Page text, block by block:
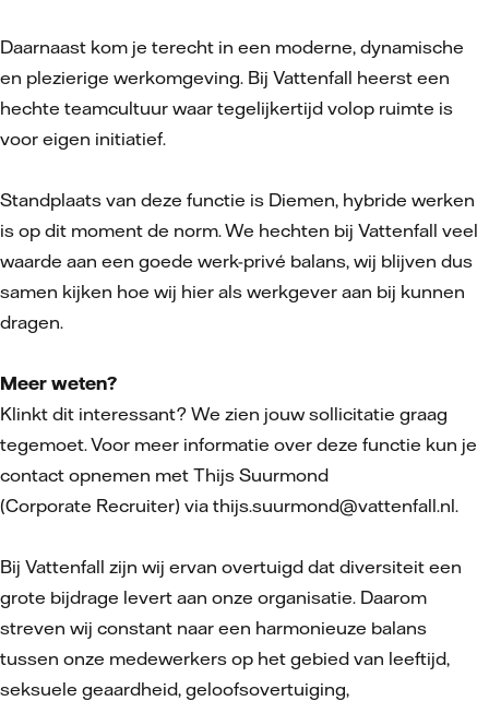
Daarnaast kom je terecht in een moderne, dynamische
en plezierige werkomgeving. Bij Vattenfall heerst een
hechte teamcultuur waar tegelijkertijd volop ruimte is
voor eigen initiatief.
Standplaats van deze functie is Diemen, hybride werken
is op dit moment de norm. We hechten bij Vattenfall veel
waarde aan een goede werk-privé balans, wij blijven dus
samen kijken hoe wij hier als werkgever aan bij kunnen
dragen.
Meer weten?
Klinkt dit interessant? We zien jouw sollicitatie graag
tegemoet. Voor meer informatie over deze functie kun je
contact opnemen met Thijs Suurmond
(Corporate Recruiter) via thijs.suurmond@vattenfall.nl.
Bij Vattenfall zijn wij ervan overtuigd dat diversiteit een
grote bijdrage levert aan onze organisatie. Daarom
streven wij constant naar een harmonieuze balans
tussen onze medewerkers op het gebied van leeftijd,
seksuele geaardheid, geloofsovertuiging,